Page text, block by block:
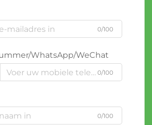
0/100
WhatsApp/WeChat
0/100
0/100